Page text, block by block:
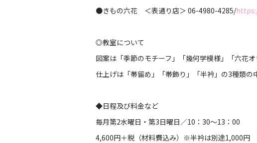
●きもの六花 ＜表通り店＞ 06-4980-4285/
◎教室について
図案は「季節のモチーフ」「幾何学模様」「六花
仕上げは「帯留め」「帯飾り」「半衿」の3種類の
◆日程及び料金など
毎月第2水曜日・第3日曜日／10：30～13：00
4,600円＋税（材料費込み）※半衿は別途1,000円